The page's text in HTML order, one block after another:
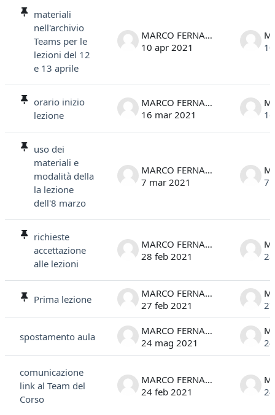
materiali
nell'archivio
Teams per le
lezioni del 12
e 13 aprile
MARCO FERNANDELLI
10 apr 2021
orario inizio
lezione
MARCO FERNANDELLI
16 mar 2021
uso dei
materiali e
modalità della
la lezione
dell'8 marzo
MARCO FERNANDELLI
7 mar 2021
7
richieste
accettazione
alle lezioni
MARCO FERNANDELLI
28 feb 2021
Prima lezione
MARCO FERNANDELLI
27 feb 2021
spostamento aula
MARCO FERNANDELLI
24 mag 2021
comunicazione
link al Team del
Corso
MARCO FERNANDELLI
24 feb 2021